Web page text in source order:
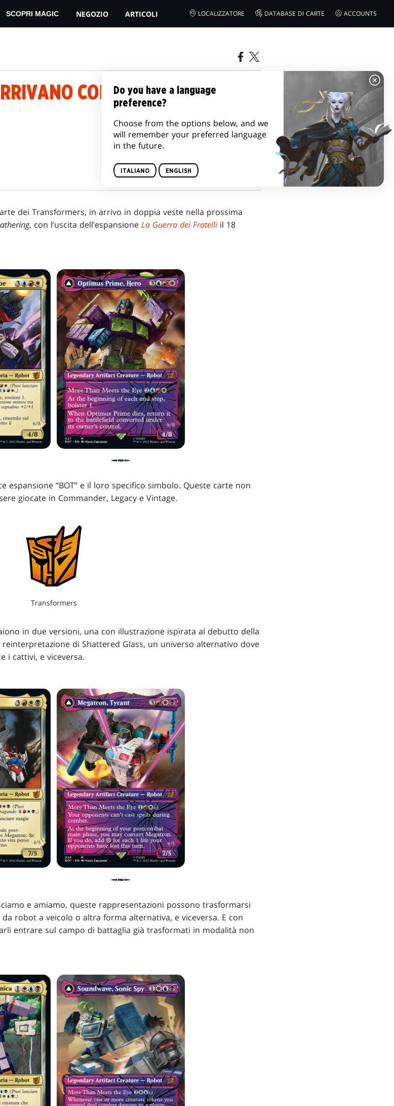
SCOPRI MAGIC NEGOZIO ARTICOLI LOCALIZZATORE DATABASE DI CARTE ACCOUNTS
CON LA GUERRA DEI
dei Transformers, in arrivo in doppia veste nella prossima
, con l’uscita dell’espansione La Guerra dei Fratelliil 18
espansione “BOT” e il loro specifico simbolo. Queste carte non
giocate in Commander, Legacy e Vintage.
Transformers
in due versioni, una con illustrazione ispirata al debutto della
reinterpretazione di Shattered Glass, un universo alternativo dove
i cattivi, e viceversa.
e amiamo, queste rappresentazioni possono trasformarsi
robot a veicolo o altra forma alternativa, e viceversa. E con
entrare sul campo di battaglia già trasformati in modalità non
Do you have a language
preference?
Choose from the options below, and we
will remember your preferred language
in the future.
ITALIANO ENGLISH